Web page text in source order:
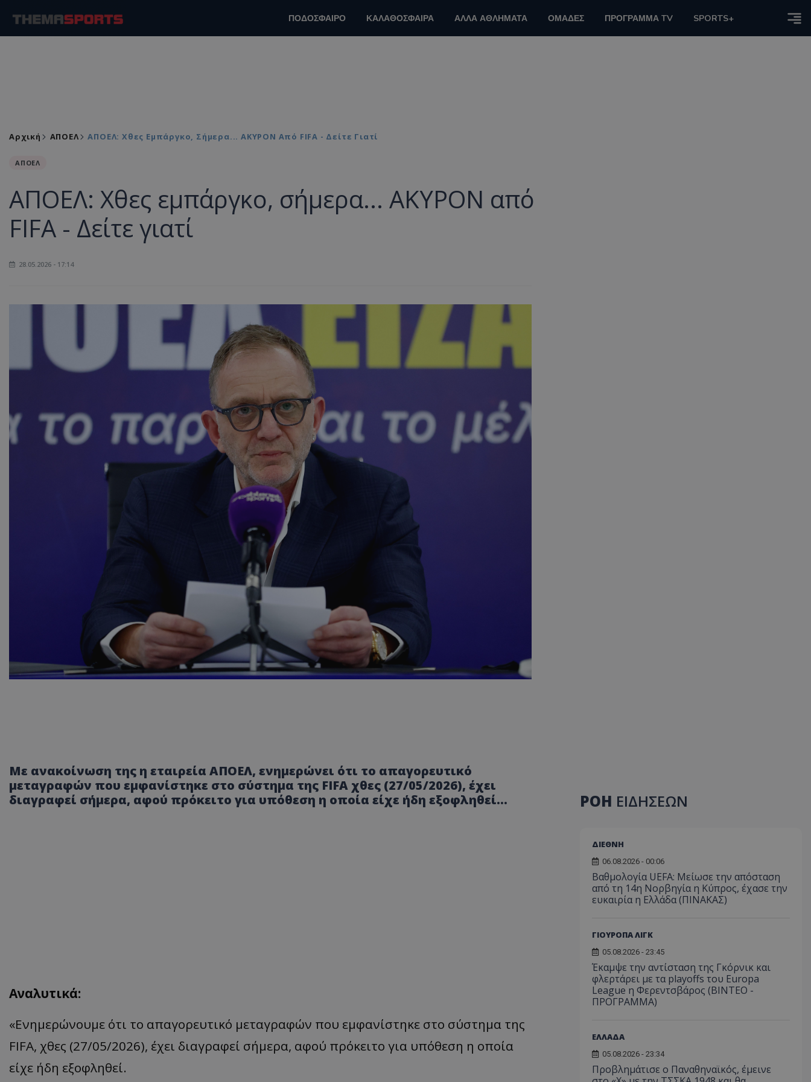
ΠΟΔΟΣΦΑΙΡΟ ΚΑΛΑΘΟΣΦΑΙΡΑ ΑΛΛΑ ΑΘΛΗΜΑΤΑ ΟΜΑΔΕΣ ΠΡΟΓΡΑΜΜΑ TV SPORTS+
Αρχική ΑΠΟΕΛ ΑΠΟΕΛ: Χθες Εμπάργκο, Σήμερα... ΑΚΥΡΟΝ Από FIFA - Δείτε Γιατί
ΑΠΟΕΛ
ΑΠΟΕΛ: Χθες εμπάργκο, σήμερα... ΑΚΥΡΟΝ από
FIFA - Δείτε γιατί
28.05.2026 - 17:14
Με ανακοίνωση της η εταιρεία ΑΠΟΕΛ, ενημερώνει ότι το απαγορευτικό
μεταγραφών που εμφανίστηκε στο σύστημα της FIFA χθες (27/05/2026), έχει
διαγραφεί σήμερα, αφού πρόκειτο για υπόθεση η οποία είχε ήδη εξοφληθεί...
Αναλυτικά:
«Ενημερώνουμε ότι το απαγορευτικό μεταγραφών που εμφανίστηκε στο σύστημα της
FIFA, χθες (27/05/2026), έχει διαγραφεί σήμερα, αφού πρόκειτο για υπόθεση η οποία
είχε ήδη εξοφληθεί.
ΡΟΗ ΕΙΔΗΣΕΩΝ
ΔΙΕΘΝΗ
06.08.2026 - 00:06
Βαθμολογία UEFA: Μείωσε την απόσταση
από τη 14η Νορβηγία η Κύπρος, έχασε την
ευκαιρία η Ελλάδα (ΠΙΝΑΚΑΣ)
ΓΙΟΥΡΟΠΑ ΛΙΓΚ
05.08.2026 - 23:45
Έκαμψε την αντίσταση της Γκόρνικ και
φλερτάρει με τα playoffs του Europa
League η Φερεντσβάρος (ΒΙΝΤΕΟ -
ΠΡΟΓΡΑΜΜΑ)
ΕΛΛΑΔΑ
05.08.2026 - 23:34
Προβλημάτισε ο Παναθηναϊκός, έμεινε